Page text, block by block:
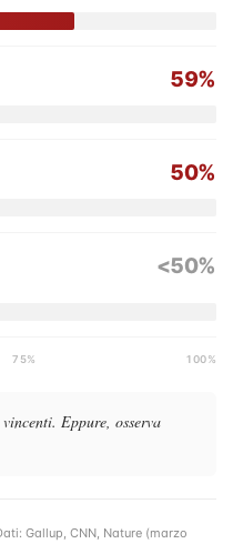
59%
50%
<50%
75% 100%
Eppure, osserva
Gallup, CNN, Nature (marzo